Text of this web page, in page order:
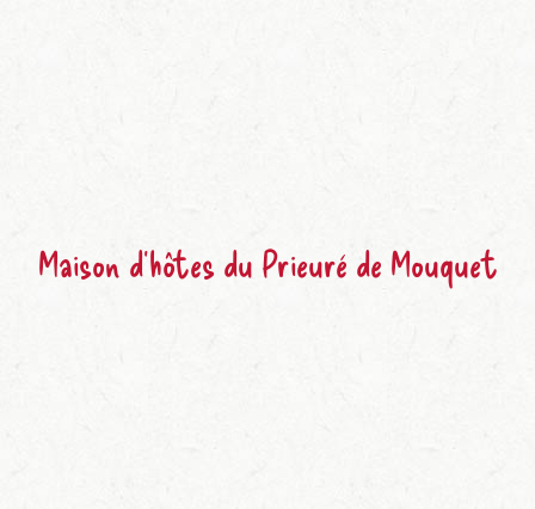
Maison d’hôtes du Prieuré de Mouquet